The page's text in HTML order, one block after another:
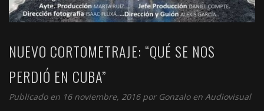
NUEVO CORTOMETRAJE: “QUÉ SE NOS
PERDIÓ EN CUBA”
Publicado en 16 noviembre, 2016 por Gonzalo en Audiovisual